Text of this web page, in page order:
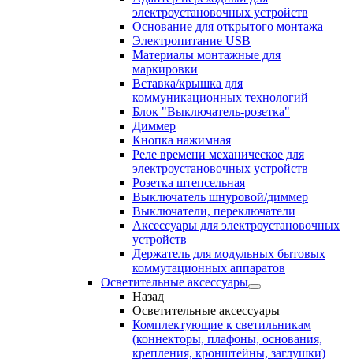
электроустановочных устройств
Основание для открытого монтажа
Электропитание USB
Материалы монтажные для
маркировки
Вставка/крышка для
коммуникационных технологий
Блок "Выключатель-розетка"
Диммер
Кнопка нажимная
Реле времени механическое для
электроустановочных устройств
Розетка штепсельная
Выключатель шнуровой/диммер
Выключатели, переключатели
Аксессуары для электроустановочных
устройств
Держатель для модульных бытовых
коммутационных аппаратов
Осветительные аксессуары
Назад
Осветительные аксессуары
Комплектующие к светильникам
(коннекторы, плафоны, основания,
крепления, кронштейны, заглушки)